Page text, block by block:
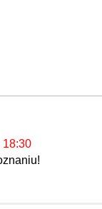
18:30